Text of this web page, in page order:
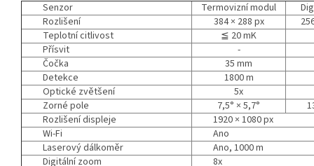
Senzor
Termovizní modul
Rozlišení
384 × 288 px
Teplotní citlivost
≦ 20 mK
Přísvit
-
Čočka
35 mm
Detekce
1800 m
Optické zvětšení
5x
Zorné pole
7,5° × 5,7°
Rozlišení displeje
1920 × 1080 px
Wi-Fi
Ano
Laserový dálkoměr
Ano, 1000 m
Digitální zoom
8x